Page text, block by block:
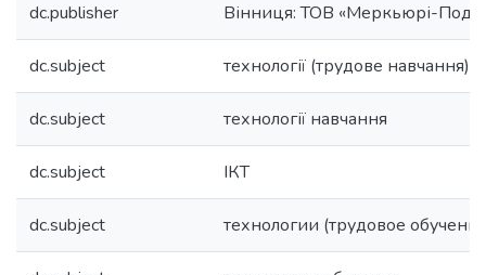
dc.publisher Вінниця: ТОВ «Меркьюрі-
dc.subject технології (трудове навчання)
dc.subject технології навчання
dc.subject ІКТ
dc.subject технологии (трудовое